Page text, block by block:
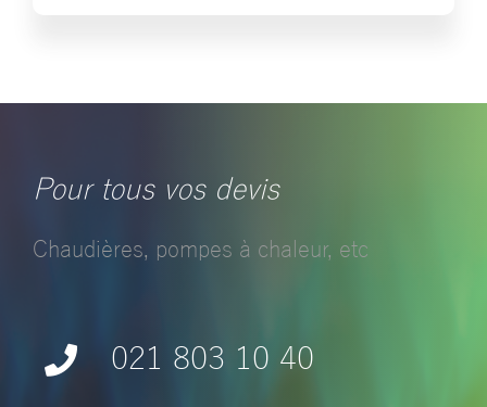
Pour tous vos devis
Chaudières, pompes à chaleur, etc
021 803 10 40